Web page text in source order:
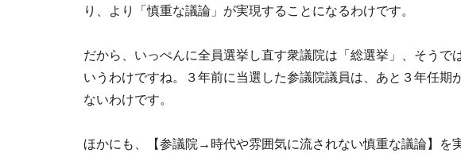
り、より「慎重な議論」が実現することになるわけです。
だから、いっぺんに全員選挙し直す衆議院は「総選挙」、そうで
いうわけですね。３年前に当選した参議院議員は、あと３年任期
ないわけです。
ほかにも、【参議院→時代や雰囲気に流されない慎重な議論】を